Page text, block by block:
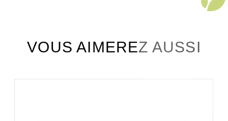
VOUS AIMEREZ AUSSI